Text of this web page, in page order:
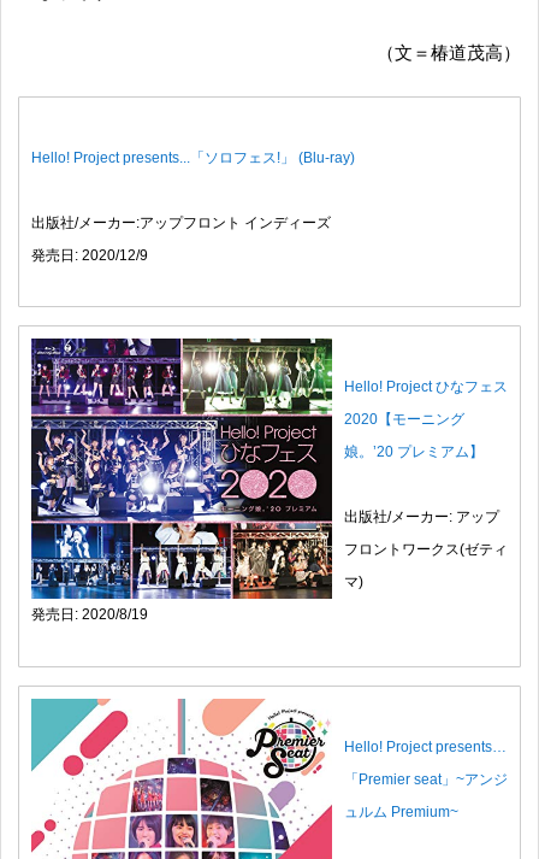
（文＝椿道茂高）
Hello! Project presents...「ソロフェス!」 (Blu-ray)
出版社/メーカー:アップフロント インディーズ
発売日: 2020/12/9
Hello! Project ひなフェス
2020【モーニング
娘。’20 プレミアム】
出版社/メーカー: アップ
フロントワークス(ゼティ
マ)
発売日: 2020/8/19
Hello! Project presents…
「Premier seat」~アンジ
ュルム Premium~